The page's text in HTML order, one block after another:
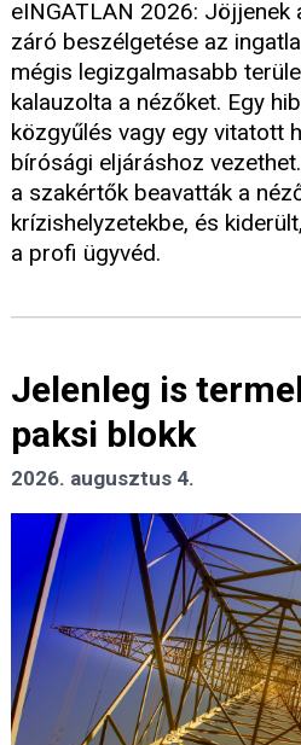
eINGATLAN 2026: Jöjjenek
záró beszélgetése az
mégis legizgalmasabb
kalauzolta a nézőket. Egy
közgyűlés vagy egy vitatott
bírósági eljáráshoz
a szakértők beavatták a
krízishelyzetekbe, és
a profi ügyvéd.
Jelenleg is
paksi blokk
2026. augusztus 4.